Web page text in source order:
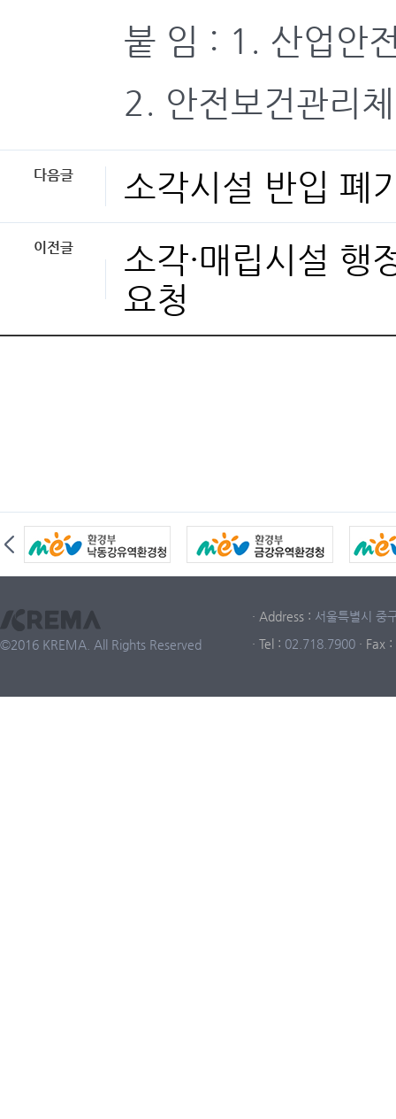
붙 임 : 1. 산업안
2. 안전보건관리
다음글 소각시설 반입 폐
이전글
소각·매립시설 행
요청
©2016 KREMA. All Rights Reserved
· Address : 서울특별시 중
· Tel : 02.718.7900 · Fax :